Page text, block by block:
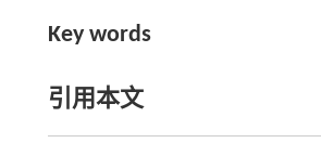
Key words
引用本文